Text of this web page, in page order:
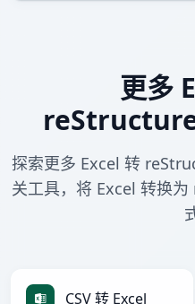
更多
探索更多 Excel 转
关工具，将 Excel 转换
CSV 转 Excel